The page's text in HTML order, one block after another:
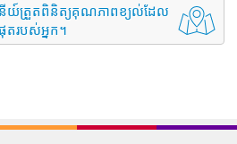
ានីយ៍ត្រួតពិនិត្យគុណភាពខ្យល់ដែល
របស់អ្នក។